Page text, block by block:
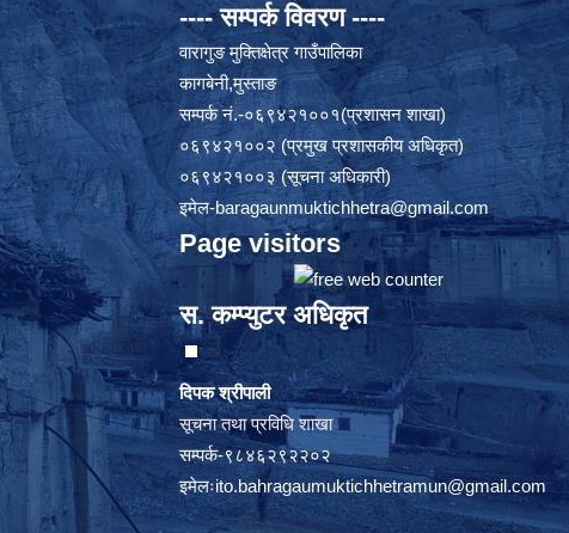
---- सम्पर्क विवरण ----
वारागुङ मुक्तिक्षेत्र गाउँपालिका
कागबेनी,मुस्ताङ
सम्पर्क नं.-०६९४२१००१(प्रशासन शाखा)
०६९४२१००२ (प्रमुख प्रशासकीय अधिकृत)
०६९४२१००३ (सूचना अधिकारी)
इमेल-baragaunmuktichhetra@gmail.com
Page visitors
स. कम्प्युटर अधिकृत
दिपक श्रीपाली
सूचना तथा प्रविधि शाखा
सम्पर्क-९८४६२९२२०२
इमेलःito.bahragaumuktichhetramun@gmail.com